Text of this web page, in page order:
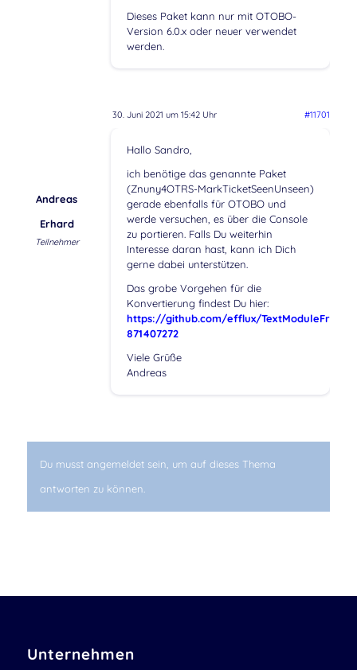
Dieses Paket kann nur mit OTOBO-
Version 6.0.x oder neuer verwendet
werden.
30. Juni 2021 um 15:42 Uhr #11701
Andreas
Erhard
Teilnehmer
Hallo Sandro,
ich benötige das genannte Paket
(Znuny4OTRS-MarkTicketSeenUnseen)
gerade ebenfalls für OTOBO und
werde versuchen, es über die Console
zu portieren. Falls Du weiterhin
Interesse daran hast, kann ich Dich
gerne dabei unterstützen.
Das grobe Vorgehen für die
Konvertierung findest Du hier:
https://github.com/efflux/TextModuleFree/
871407272
Viele Grüße
Andreas
Du musst angemeldet sein, um auf dieses Thema
antworten zu können.
Unternehmen